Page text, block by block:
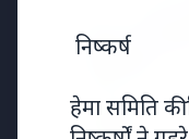
निष्कर्ष
हेमा समिति